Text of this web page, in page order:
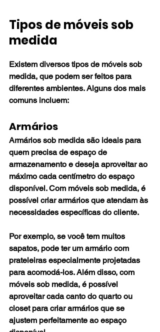
Tipos de móveis sob
medida
Existem diversos tipos de móveis sob
medida, que podem ser feitos para
diferentes ambientes. Alguns dos mais
comuns incluem:
Armários
Armários sob medida são ideais para
quem precisa de espaço de
armazenamento e deseja aproveitar ao
máximo cada centímetro do espaço
disponível. Com móveis sob medida, é
possível criar armários que atendam às
necessidades específicas do cliente.
Por exemplo, se você tem muitos
sapatos, pode ter um armário com
prateleiras especialmente projetadas
para acomodá-los. Além disso, com
móveis sob medida, é possível
aproveitar cada canto do quarto ou
closet para criar armários que se
ajustem perfeitamente ao espaço